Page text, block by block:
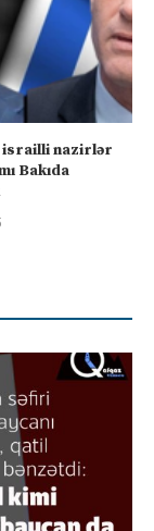
israilli nazirlər
Bakıda